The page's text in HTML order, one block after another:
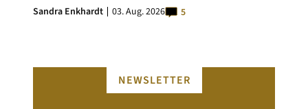
Sandra Enkhardt 03. Aug. 2026 5
NEWSLETTER